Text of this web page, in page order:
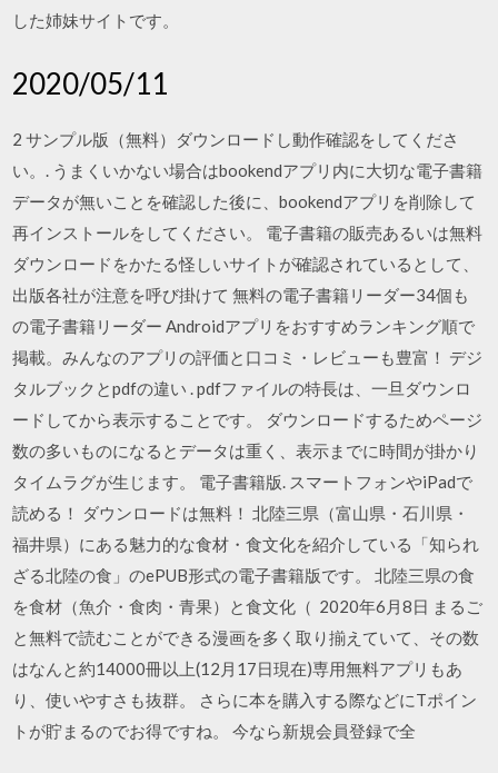
した姉妹サイトです。
2020/05/11
2 サンプル版（無料）ダウンロードし動作確認をしてくださ
い。. うまくいかない場合はbookendアプリ内に大切な電子書籍
データが無いことを確認した後に、bookendアプリを削除して
再インストールをしてください。 電子書籍の販売あるいは無料
ダウンロードをかたる怪しいサイトが確認されているとして、
出版各社が注意を呼び掛けて 無料の電子書籍リーダー34個も
の電子書籍リーダー Androidアプリをおすすめランキング順で
掲載。みんなのアプリの評価と口コミ・レビューも豊富！ デジ
タルブックとpdfの違い . pdfファイルの特長は、一旦ダウンロ
ードしてから表示することです。 ダウンロードするためページ
数の多いものになるとデータは重く、表示までに時間が掛かり
タイムラグが生じます。 電子書籍版. スマートフォンやiPadで
読める！ ダウンロードは無料！ 北陸三県（富山県・石川県・
福井県）にある魅力的な食材・食文化を紹介している「知られ
ざる北陸の食」のePUB形式の電子書籍版です。 北陸三県の食
を食材（魚介・食肉・青果）と食文化（ 2020年6月8日 まるご
と無料で読むことができる漫画を多く取り揃えていて、その数
はなんと約14000冊以上(12月17日現在)専用無料アプリもあ
り、使いやすさも抜群。 さらに本を購入する際などにTポイン
トが貯まるのでお得ですね。 今なら新規会員登録で全